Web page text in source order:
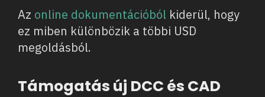
Az online dokumentációból kiderül, hogy
ez miben különbözik a többi USD
megoldásból.
Támogatás új DCC és CAD